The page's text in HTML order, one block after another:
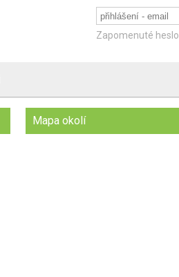
Zapomenuté heslo
Mapa okolí